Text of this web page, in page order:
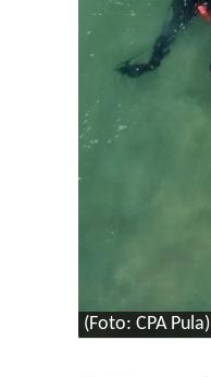
(Foto: CPA Pula)